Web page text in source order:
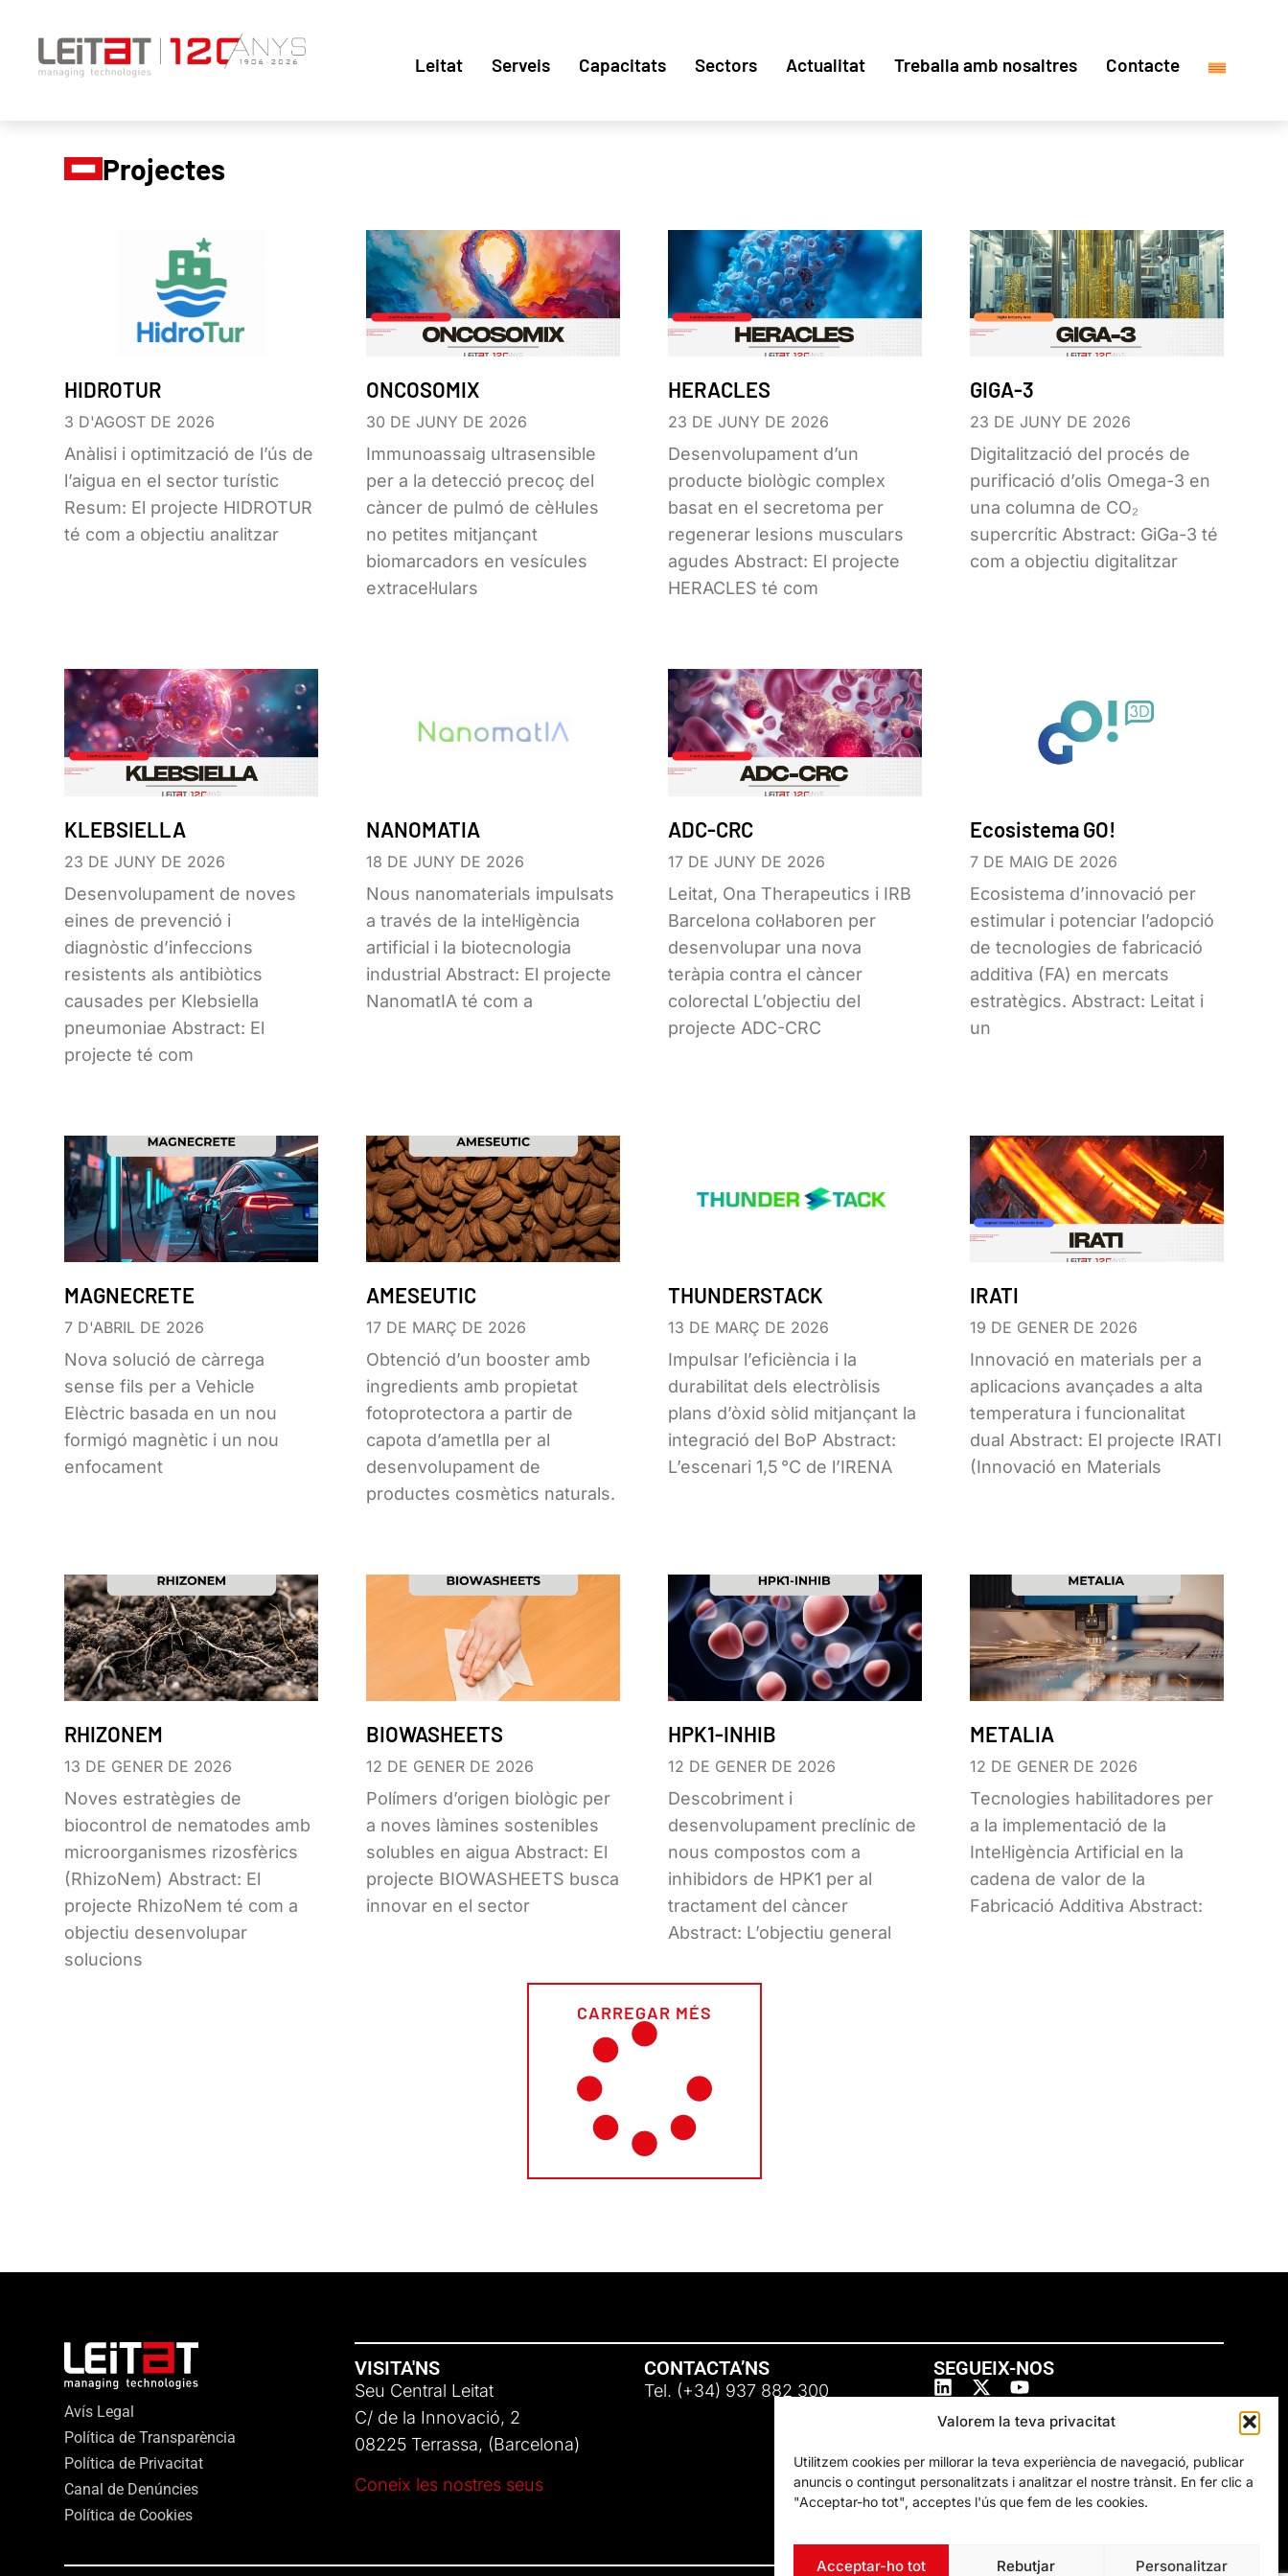
Valorem la teva privacitat
Utilitzem cookies per millorar la teva experiència de navegació, publicar
anuncis o contingut personalitzats i analitzar el nostre trànsit. En fer clic a
"Acceptar-ho tot", acceptes l'ús que fem de les cookies.
Acceptar-ho tot Rebutjar Personalitzar
Leitat Serveis Capacitats Sectors Actualitat Treballa amb nosaltres Contacte
Projectes
HIDROTUR
3 D'AGOST DE 2026
Anàlisi i optimització de l’ús de
l’aigua en el sector turístic
Resum: El projecte HIDROTUR
té com a objectiu analitzar
ONCOSOMIX
30 DE JUNY DE 2026
Immunoassaig ultrasensible
per a la detecció precoç del
càncer de pulmó de cèl·lules
no petites mitjançant
biomarcadors en vesícules
extracel·lulars
HERACLES
23 DE JUNY DE 2026
Desenvolupament d’un
producte biològic complex
basat en el secretoma per
regenerar lesions musculars
agudes Abstract: El projecte
HERACLES té com
GIGA-3
23 DE JUNY DE 2026
Digitalització del procés de
purificació d’olis Omega-3 en
una columna de CO₂
supercrític Abstract: GiGa-3 té
com a objectiu digitalitzar
KLEBSIELLA
23 DE JUNY DE 2026
Desenvolupament de noves
eines de prevenció i
diagnòstic d’infeccions
resistents als antibiòtics
causades per Klebsiella
pneumoniae Abstract: El
projecte té com
NANOMATIA
18 DE JUNY DE 2026
Nous nanomaterials impulsats
a través de la intel·ligència
artificial i la biotecnologia
industrial Abstract: El projecte
NanomatIA té com a
ADC-CRC
17 DE JUNY DE 2026
Leitat, Ona Therapeutics i IRB
Barcelona col·laboren per
desenvolupar una nova
teràpia contra el càncer
colorectal L’objectiu del
projecte ADC-CRC
Ecosistema GO!
7 DE MAIG DE 2026
Ecosistema d’innovació per
estimular i potenciar l’adopció
de tecnologies de fabricació
additiva (FA) en mercats
estratègics. Abstract: Leitat i
un
MAGNECRETE
7 D'ABRIL DE 2026
Nova solució de càrrega
sense fils per a Vehicle
Elèctric basada en un nou
formigó magnètic i un nou
enfocament
AMESEUTIC
17 DE MARÇ DE 2026
Obtenció d’un booster amb
ingredients amb propietat
fotoprotectora a partir de
capota d’ametlla per al
desenvolupament de
productes cosmètics naturals.
THUNDERSTACK
13 DE MARÇ DE 2026
Impulsar l’eficiència i la
durabilitat dels electròlisis
plans d’òxid sòlid mitjançant la
integració del BoP Abstract:
L’escenari 1,5 °C de l’IRENA
IRATI
19 DE GENER DE 2026
Innovació en materials per a
aplicacions avançades a alta
temperatura i funcionalitat
dual Abstract: El projecte IRATI
(Innovació en Materials
RHIZONEM
13 DE GENER DE 2026
Noves estratègies de
biocontrol de nematodes amb
microorganismes rizosfèrics
(RhizoNem) Abstract: El
projecte RhizoNem té com a
objectiu desenvolupar
solucions
BIOWASHEETS
12 DE GENER DE 2026
Polímers d’origen biològic per
a noves làmines sostenibles
solubles en aigua Abstract: El
projecte BIOWASHEETS busca
innovar en el sector
HPK1-INHIB
12 DE GENER DE 2026
Descobriment i
desenvolupament preclínic de
nous compostos com a
inhibidors de HPK1 per al
tractament del càncer
Abstract: L’objectiu general
METALIA
12 DE GENER DE 2026
Tecnologies habilitadores per
a la implementació de la
Intel·ligència Artificial en la
cadena de valor de la
Fabricació Additiva Abstract:
CARREGAR MÉS
Avís Legal
Política de Transparència
Política de Privacitat
Canal de Denúncies
Política de Cookies
VISITA'NS
Seu Central Leitat
C/ de la Innovació, 2
08225 Terrassa, (Barcelona)
Coneix les nostres seus
CONTACTA’NS
Tel. (+34) 937 882 300
SEGUEIX-NOS